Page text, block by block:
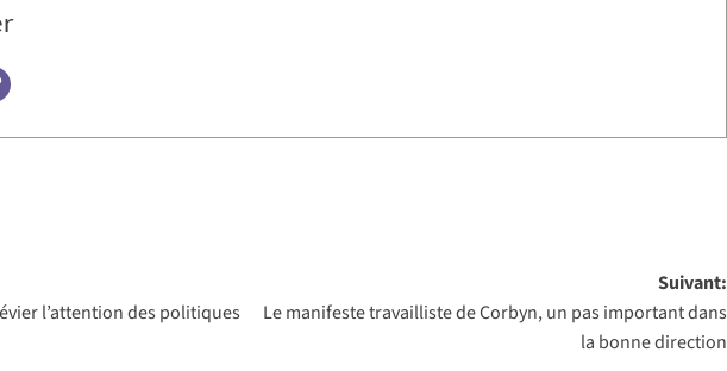
l’attention des politiques
Suivant:
Le manifeste travailliste de Corbyn, un pas important dans
la bonne direction